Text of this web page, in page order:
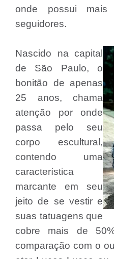
onde possui
seguidores.
Nascido na capital
de São Paulo, o
bonitão de apenas
25 anos, chama
atenção por onde
passa pelo seu
corpo escultural,
contendo uma
característica
marcante em seu
jeito de se vestir e
suas tatuagens que
cobre mais de
comparação com o